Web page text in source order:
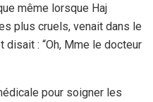
même lorsque Haj
plus cruels, venait dans le
: “Oh, Mme le docteur
pour soigner les